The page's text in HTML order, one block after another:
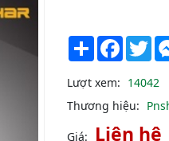
Share
Lượt xem: 14042
Thương hiệu:
Giá: Liên hệ